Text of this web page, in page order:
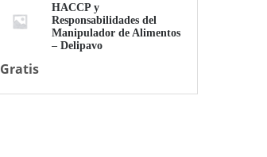
HACCP y
Responsabilidades del
Manipulador de Alimentos
– Delipavo
Gratis